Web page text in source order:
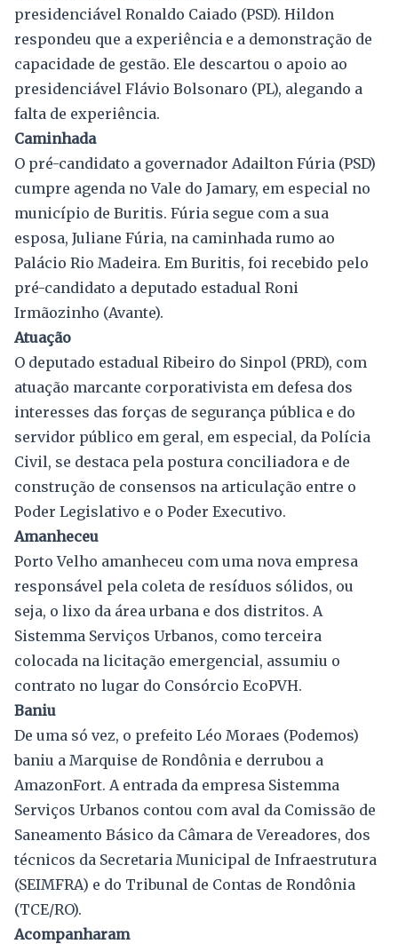
presidenciável Ronaldo Caiado (PSD). Hildon
respondeu que a experiência e a demonstração de
capacidade de gestão. Ele descartou o apoio ao
presidenciável Flávio Bolsonaro (PL), alegando a
falta de experiência.
Caminhada
O pré-candidato a governador Adailton Fúria (PSD)
cumpre agenda no Vale do Jamary, em especial no
município de Buritis. Fúria segue com a sua
esposa, Juliane Fúria, na caminhada rumo ao
Palácio Rio Madeira. Em Buritis, foi recebido pelo
pré-candidato a deputado estadual Roni
Irmãozinho (Avante).
Atuação
O deputado estadual Ribeiro do Sinpol (PRD), com
atuação marcante corporativista em defesa dos
interesses das forças de segurança pública e do
servidor público em geral, em especial, da Polícia
Civil, se destaca pela postura conciliadora e de
construção de consensos na articulação entre o
Poder Legislativo e o Poder Executivo.
Amanheceu
Porto Velho amanheceu com uma nova empresa
responsável pela coleta de resíduos sólidos, ou
seja, o lixo da área urbana e dos distritos. A
Sistemma Serviços Urbanos, como terceira
colocada na licitação emergencial, assumiu o
contrato no lugar do Consórcio EcoPVH.
Baniu
De uma só vez, o prefeito Léo Moraes (Podemos)
baniu a Marquise de Rondônia e derrubou a
AmazonFort. A entrada da empresa Sistemma
Serviços Urbanos contou com aval da Comissão de
Saneamento Básico da Câmara de Vereadores, dos
técnicos da Secretaria Municipal de Infraestrutura
(SEIMFRA) e do Tribunal de Contas de Rondônia
(TCE/RO).
Acompanharam